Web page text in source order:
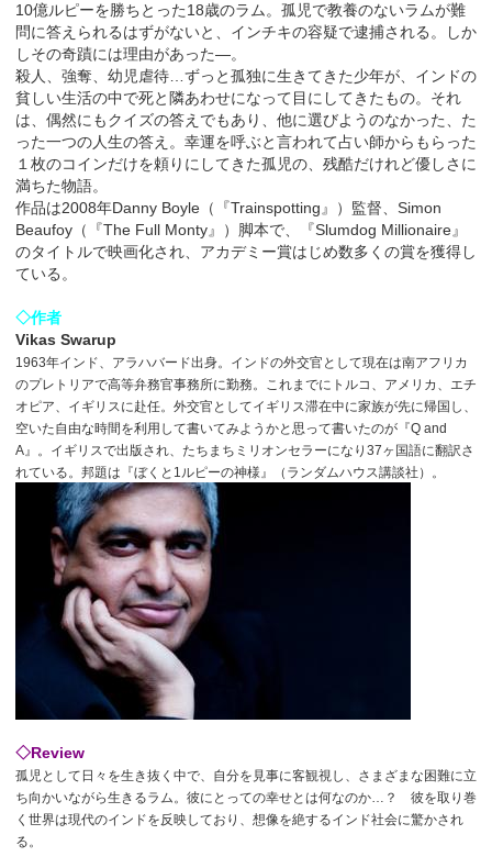
10億ルピーを勝ちとった18歳のラム。孤児で教養のないラムが難
問に答えられるはずがないと、インチキの容疑で逮捕される。しか
しその奇蹟には理由があった―。
殺人、強奪、幼児虐待…ずっと孤独に生きてきた少年が、インドの
貧しい生活の中で死と隣あわせになって目にしてきたもの。それ
は、偶然にもクイズの答えでもあり、他に選びようのなかった、た
った一つの人生の答え。幸運を呼ぶと言われて占い師からもらった
１枚のコインだけを頼りにしてきた孤児の、残酷だけれど優しさに
満ちた物語。
作品は2008年Danny Boyle（『Trainspotting』）監督、Simon
Beaufoy（『The Full Monty』）脚本で、『Slumdog Millionaire』
のタイトルで映画化され、アカデミー賞はじめ数多くの賞を獲得し
ている。
◇作者
Vikas Swarup
1963年インド、アラハバード出身。インドの外交官として現在は南アフリカ
のプレトリアで高等弁務官事務所に勤務。これまでにトルコ、アメリカ、エチ
オピア、イギリスに赴任。外交官としてイギリス滞在中に家族が先に帰国し、
空いた自由な時間を利用して書いてみようかと思って書いたのが『Q and
A』。イギリスで出版され、たちまちミリオンセラーになり37ヶ国語に翻訳さ
れている。邦題は『ぼくと1ルピーの神様』（ランダムハウス講談社）。
◇Review
孤児として日々を生き抜く中で、自分を見事に客観視し、さまざまな困難に立
ち向かいながら生きるラム。彼にとっての幸せとは何なのか…？ 彼を取り巻
く世界は現代のインドを反映しており、想像を絶するインド社会に驚かされ
る。